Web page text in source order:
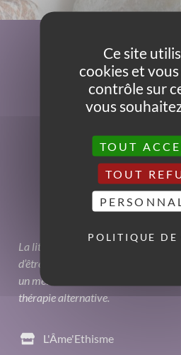
La lithothérapie peut avoir une
d’être sans toutefois qu’elle ne
un médecin. C’est une aide
thérapie alternative.
L'Âme'Ethisme
Ce site
cookies et
contrôle sur
vous
TOUT
TOUT
POLITIQUE